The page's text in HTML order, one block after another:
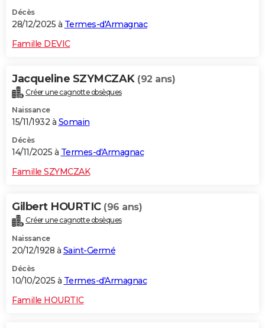
Décès
28/12/2025 à Termes-d'Armagnac
Famille DEVIC
Jacqueline SZYMCZAK (92 ans)
Créer une cagnotte obsèques
Naissance
15/11/1932 à Somain
Décès
14/11/2025 à Termes-d'Armagnac
Famille SZYMCZAK
Gilbert HOURTIC (96 ans)
Créer une cagnotte obsèques
Naissance
20/12/1928 à Saint-Germé
Décès
10/10/2025 à Termes-d'Armagnac
Famille HOURTIC